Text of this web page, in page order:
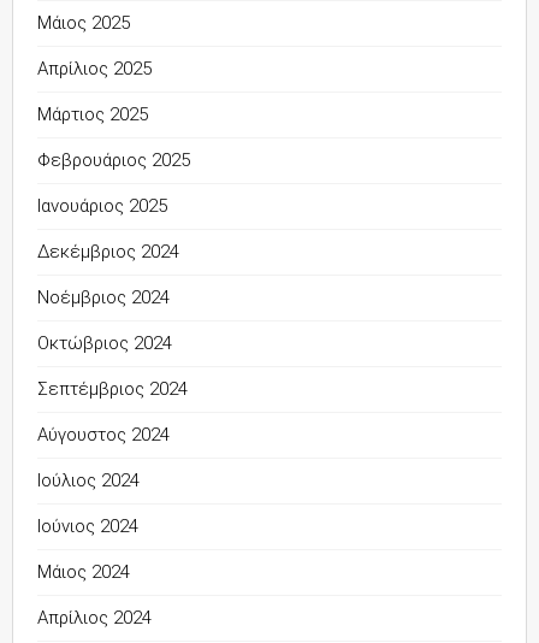
Μάιος 2025
Απρίλιος 2025
Μάρτιος 2025
Φεβρουάριος 2025
Ιανουάριος 2025
Δεκέμβριος 2024
Νοέμβριος 2024
Οκτώβριος 2024
Σεπτέμβριος 2024
Αύγουστος 2024
Ιούλιος 2024
Ιούνιος 2024
Μάιος 2024
Απρίλιος 2024